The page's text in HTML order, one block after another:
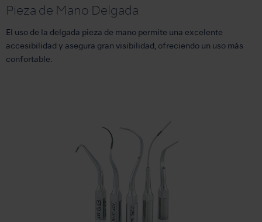
Pieza de Mano Delgada
El uso de la delgada pieza de mano permite una excelente
accesibilidad y asegura gran visibilidad, ofreciendo un uso más
confortable.